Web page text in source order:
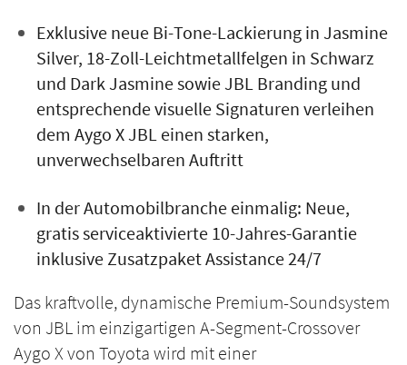
Exklusive neue Bi-Tone-Lackierung in Jasmine
Silver, 18-Zoll-Leichtmetallfelgen in Schwarz
und Dark Jasmine sowie JBL Branding und
entsprechende visuelle Signaturen verleihen
dem Aygo X JBL einen starken,
unverwechselbaren Auftritt
In der Automobilbranche einmalig: Neue,
gratis serviceaktivierte 10-Jahres-Garantie
inklusive Zusatzpaket Assistance 24/7
Das kraftvolle, dynamische Premium-Soundsystem
von JBL im einzigartigen A-Segment-Crossover
Aygo X von Toyota wird mit einer